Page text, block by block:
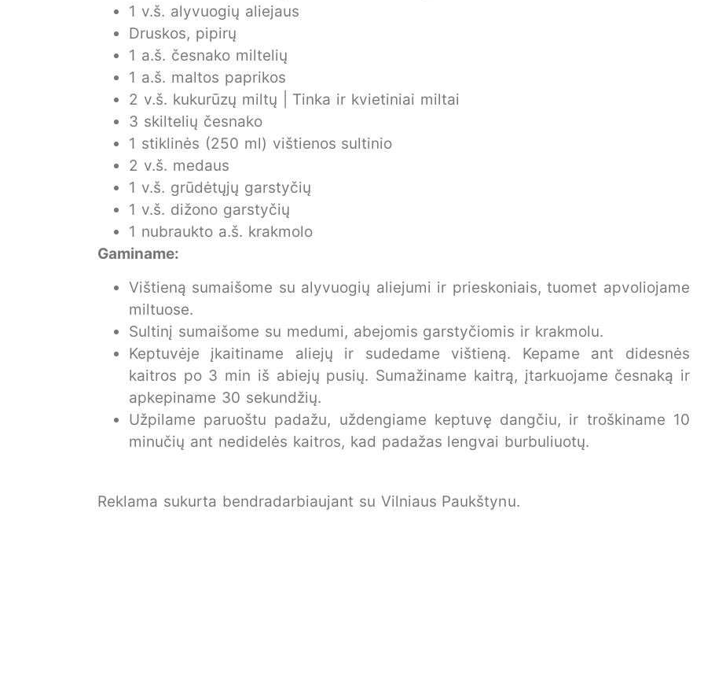
1 v.š. alyvuogių aliejaus
Druskos, pipirų
1 a.š. česnako miltelių
1 a.š. maltos paprikos
2 v.š. kukurūzų miltų | Tinka ir kvietiniai miltai
3 skiltelių česnako
1 stiklinės (250 ml) vištienos sultinio
2 v.š. medaus
1 v.š. grūdėtųjų garstyčių
1 v.š. dižono garstyčių
1 nubraukto a.š. krakmolo
Gaminame:
Vištieną sumaišome su alyvuogių aliejumi ir prieskoniais, tuomet apvoliojame
miltuose.
Sultinį sumaišome su medumi, abejomis garstyčiomis ir krakmolu.
Keptuvėje įkaitiname aliejų ir sudedame vištieną. Kepame ant didesnės
kaitros po 3 min iš abiejų pusių. Sumažiname kaitrą, įtarkuojame česnaką ir
apkepiname 30 sekundžių.
Užpilame paruoštu padažu, uždengiame keptuvę dangčiu, ir troškiname 10
minučių ant nedidelės kaitros, kad padažas lengvai burbuliuotų.
Reklama sukurta bendradarbiaujant su Vilniaus Paukštynu.